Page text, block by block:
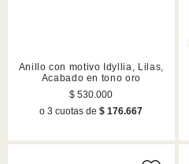
Anillo con motivo Idyllia, Lilas,
Acabado en tono oro
$ 530.000
o 3 cuotas de$ 176.667